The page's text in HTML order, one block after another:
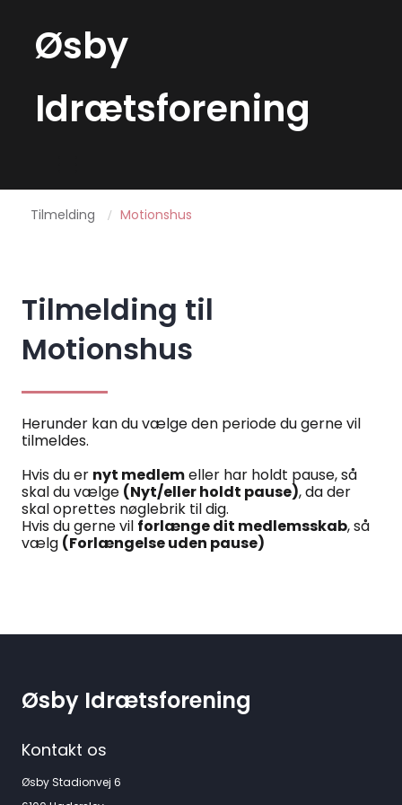
Øsby
Idrætsforening
Tilmelding / Motionshus
Tilmelding til
Motionshus
Herunder kan du vælge den periode du gerne vil
tilmeldes.
Hvis du er nyt medlemeller har holdt pause, så
skal du vælge (Nyt/eller holdt pause), da der
skal oprettes nøglebrik til dig.
Hvis du gerne vil forlænge dit medlemsskab, så
vælg (Forlængelse uden pause)
Øsby Idrætsforening
Kontakt os
Øsby Stadionvej 6